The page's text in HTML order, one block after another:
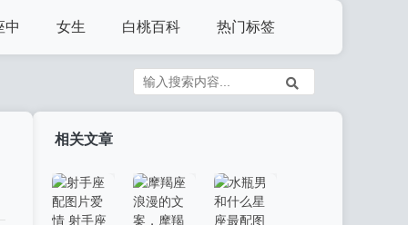
中 女生 白桃百科 热门标签
相关文章